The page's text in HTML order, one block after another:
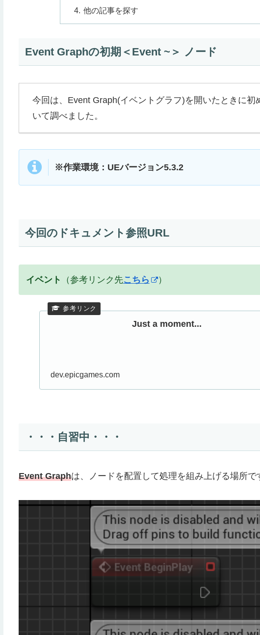
他の記事を探す
Event Graphの初期＜Event ~＞ ノード
今回は、Event Graph(イベントグラフ)を開いたときに
いて調べました。
※作業環境：UEバージョン5.3.2
今回のドキュメント参照URL
イベント （参考リンク先こちら ）
Just a moment...
dev.epicgames.com
・・・自習中・・・
Event Graphは、ノードを配置して処理を組み上げる場所で